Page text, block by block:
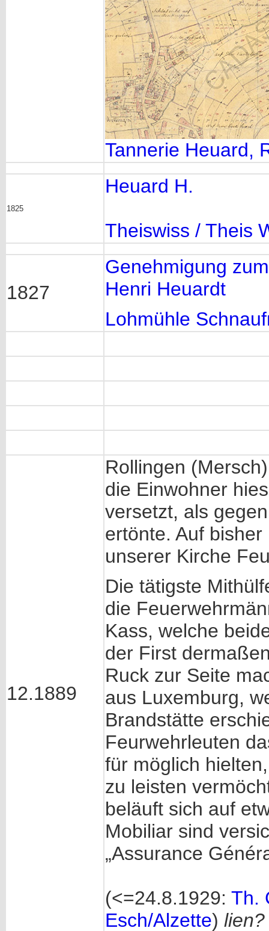
Tannerie Heuard,
1825
Heuard H.
Theiswiss / Theis
1827
Genehmigung
Henri Heuardt
Lohmühle
12.1889
Rollingen
die Einwohner
versetzt, als
ertönte. Auf
unserer Kirche
Die tätigste
die
Kass, welche
der First
Ruck zur Seite
aus Luxemburg,
Brandstätte
Feurwehrleuten
für möglich
zu leisten
beläuft sich auf
Mobiliar sind
„Assurance
(<=24.8.1929: Th.
Esch/Alzette) lien?